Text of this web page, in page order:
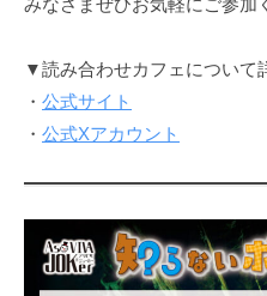
みなさまぜひお気軽にご参加
▼読み合わせカフェについて
・ 公式サイト
・ 公式Xアカウント